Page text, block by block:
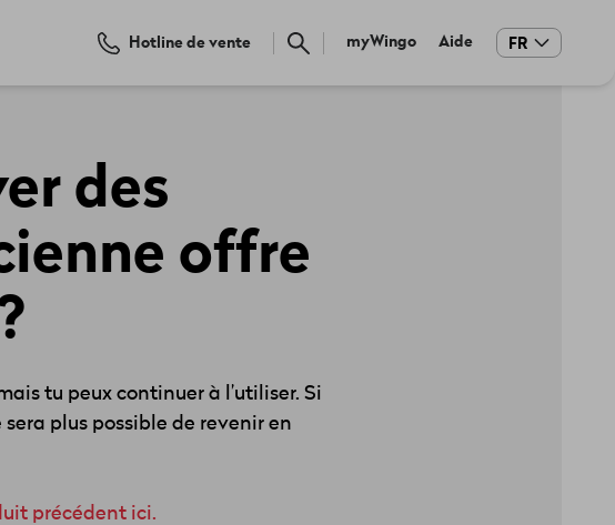
Hotline de vente
Meta
myWingo Aide FR
des
offre
tu peux continuer à l’utiliser. Si
plus possible de revenir en
précédent ici.